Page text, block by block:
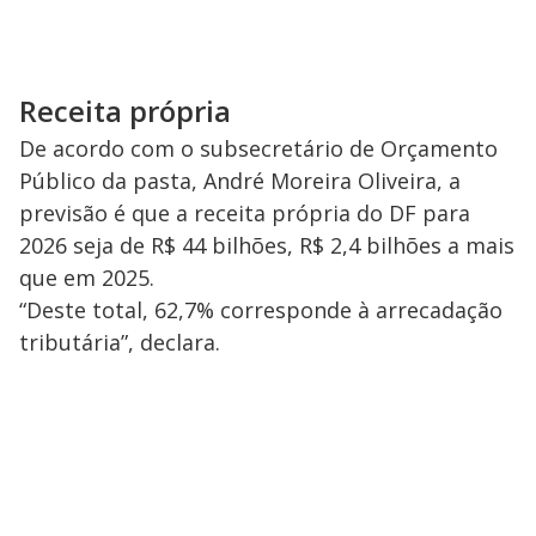
Receita própria
De acordo com o subsecretário de Orçamento
Público da pasta, André Moreira Oliveira, a
previsão é que a receita própria do DF para
2026 seja de R$ 44 bilhões, R$ 2,4 bilhões a mais
que em 2025.
“Deste total, 62,7% corresponde à arrecadação
tributária”, declara.